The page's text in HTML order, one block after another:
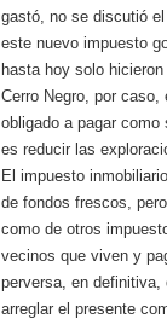
gastó, no se discutió
este nuevo impuesto
hasta hoy solo
Cerro Negro, por
obligado a pagar
es reducir las
El impuesto
de fondos frescos,
como de otros
vecinos que viven y
perversa, en
arreglar el presente